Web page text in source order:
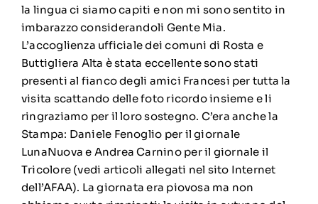
la lingua ci siamo capiti e non mi sono sentito in
imbarazzo considerandoli Gente Mia.
L’accoglienza ufficiale dei comuni di Rosta e
Buttigliera Alta è stata eccellente sono stati
presenti al fianco degli amici Francesi per tutta la
visita scattando delle foto ricordo insieme e li
ringraziamo per il loro sostegno. C’era anche la
Stampa: Daniele Fenoglio per il giornale
LunaNuova e Andrea Carnino per il giornale il
Tricolore (vedi articoli allegati nel sito Internet
dell’AFAA). La giornata era piovosa ma non